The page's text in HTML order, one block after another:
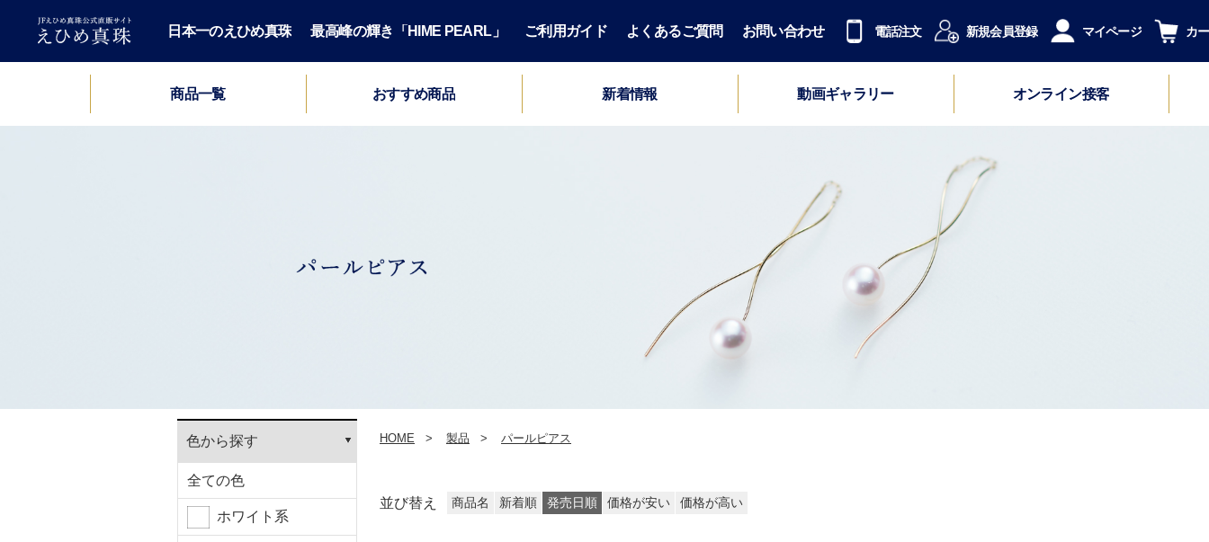
日本一のえひめ真珠 最高峰の輝き「HIME PEARL」 ご利用ガイド よくあるご質問 お問い合わせ 電話注文 新規会員登録 マイページ カ
商品一覧 おすすめ商品 新着情報 動画ギャラリー オンライン接客
色から探す
全ての色
ホワイト系
HOME 製品 パールピアス
並び替え 商品名 新着順 発売日順 価格が安い 価格が高い